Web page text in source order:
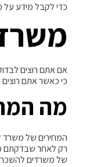
כדי לקבל מידע על
אם אתם רוצים
כי כאשר אתם
מה
המחירים של משרד
רק לאחר שבדקתם
של משרדים